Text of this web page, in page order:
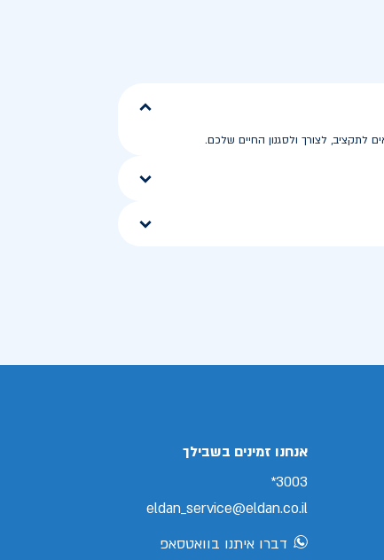
לצורך ולסגנון החיים שלכם.
אנחנו זמינים בשבילך
3003*
eldan_service@eldan.co.il
דברו איתנו בוואטסאפ